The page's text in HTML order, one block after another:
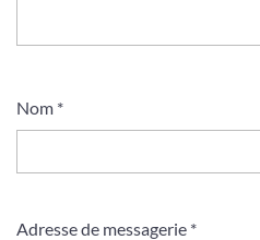
Nom *
Adresse de messagerie *